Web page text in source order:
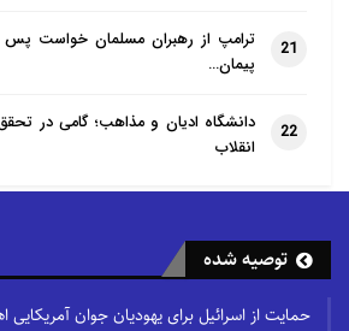
21
ترامپ از رهبران مسلمان خواست پس
پیمان…
22
دانشگاه ادیان و مذاهب؛ گامی در
انقلاب
توصیه شده
حمایت از اسرائیل برای یهودیان جوان